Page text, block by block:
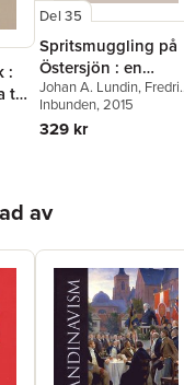
:
till
Del 35
Spritsmuggling på
Östersjön : en
kulturhistorisk
studie av nätverk i
tillblivelse
Johan A. Lundin,
Nilsson
Inbunden, 2015
329 kr
av